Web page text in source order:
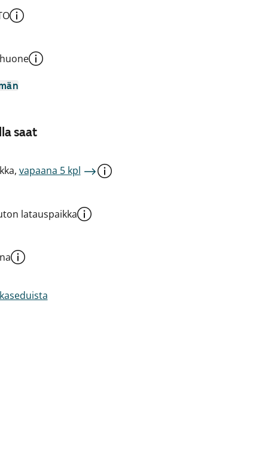
saat
vapaana 5 kpl
latauspaikka